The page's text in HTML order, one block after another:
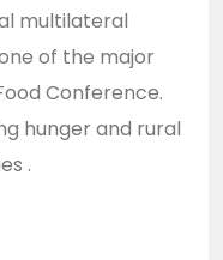
multilateral
of the major
Conference.
hunger and rural
.